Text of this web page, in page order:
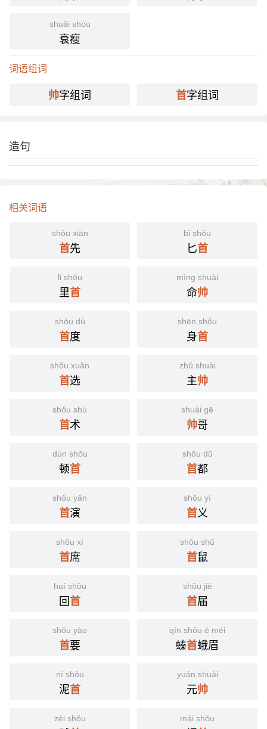
shuāi shòu
衰瘦
词语组词
帅字组词 首字组词
造句
相关词语
shǒu xiān
首先
bǐ shǒu
匕首
lǐ shǒu
里首
mìng shuài
命帅
shǒu dù
首度
shēn shǒu
身首
shǒu xuǎn
首选
zhǔ shuài
主帅
shǒu shù
首术
shuài gē
帅哥
dùn shǒu
顿首
shǒu dū
首都
shǒu yǎn
首演
shǒu yì
首义
shǒu xí
首席
shǒu shǔ
首鼠
huí shǒu
回首
shǒu jiè
首届
shǒu yào
首要
qín shǒu é méi
螓首蛾眉
ní shǒu
泥首
yuán shuài
元帅
zéi shǒu mái shǒu